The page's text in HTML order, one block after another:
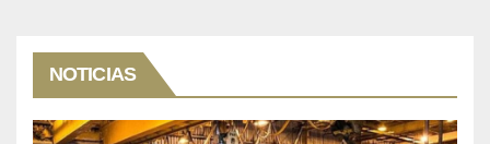
NOTICIAS